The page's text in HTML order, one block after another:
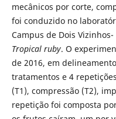
mecânicos por corte,
foi conduzido no
Campus de Dois
Tropical ruby. O
de 2016, em
tratamentos e 4
(T1), compressão (T2),
repetição foi composta